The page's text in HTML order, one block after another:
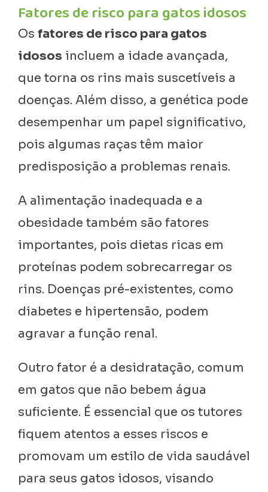
Fatores de risco para gatos idosos
Os fatores de risco para gatos
idosos incluem a idade avançada,
que torna os rins mais suscetíveis a
doenças. Além disso, a genética pode
desempenhar um papel significativo,
pois algumas raças têm maior
predisposição a problemas renais.
A alimentação inadequada e a
obesidade também são fatores
importantes, pois dietas ricas em
proteínas podem sobrecarregar os
rins. Doenças pré-existentes, como
diabetes e hipertensão, podem
agravar a função renal.
Outro fator é a desidratação, comum
em gatos que não bebem água
suficiente. É essencial que os tutores
fiquem atentos a esses riscos e
promovam um estilo de vida saudável
para seus gatos idosos, visando